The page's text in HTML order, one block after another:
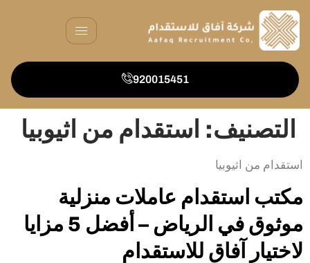
920015451
التصنيف: استقدام من اثيوبيا
استقدام من اثيوبيا
مكتب استقدام عاملات منزلية
موثوق في الرياض – أفضل 5 مزايا
لاختيار آفاق للاستقدام